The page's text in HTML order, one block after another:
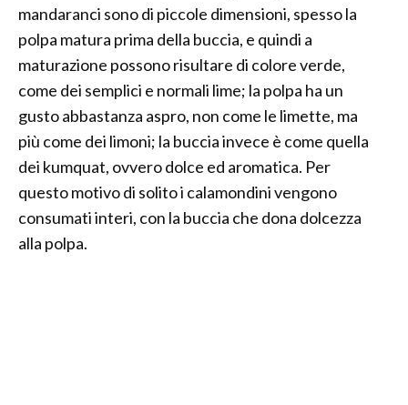
mandaranci sono di piccole dimensioni, spesso la
polpa matura prima della buccia, e quindi a
maturazione possono risultare di colore verde,
come dei semplici e normali lime; la polpa ha un
gusto abbastanza aspro, non come le limette, ma
più come dei limoni; la buccia invece è come quella
dei kumquat, ovvero dolce ed aromatica. Per
questo motivo di solito i calamondini vengono
consumati interi, con la buccia che dona dolcezza
alla polpa.